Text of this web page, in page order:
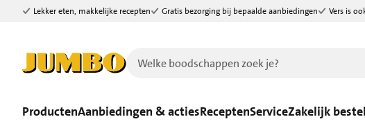
Ga naar zoeken
Ga naar hoofdinhoud
Lekker eten, makkelijke recepten Gratis bezorging bij bepaalde aanbiedingen Vers is
ProductenAanbiedingen & actiesReceptenServiceZakelijk